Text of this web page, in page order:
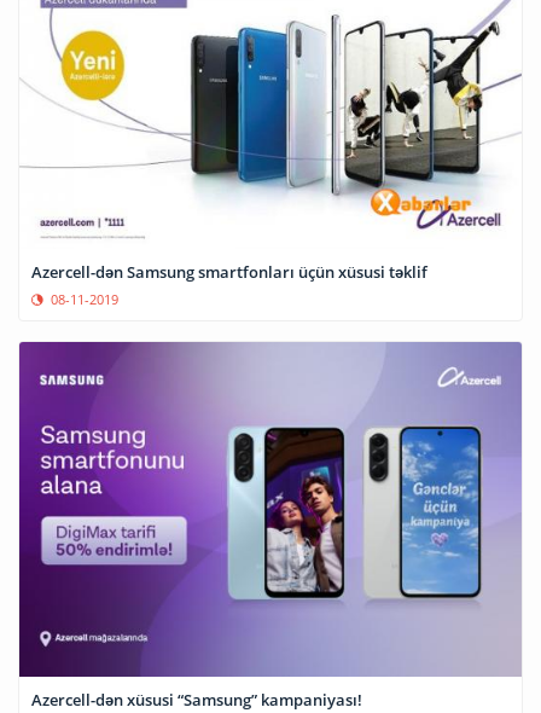
Azercell-dən Samsung smartfonları üçün xüsusi təklif
08-11-2019
Azercell-dən xüsusi “Samsung” kampaniyası!